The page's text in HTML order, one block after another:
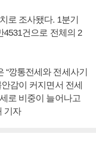
로 조사됐다. 1분기
4531건으로 전체의 2
깡통전세와 전세사기
감이 커지면서 전세
로 비중이 늘어나고
기자